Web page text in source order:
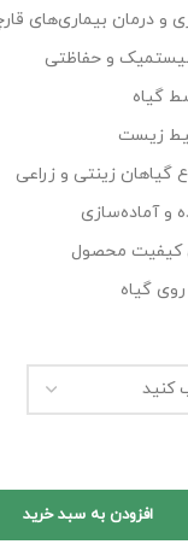
و درمان بیماری‌های
و حفاظتی
گیاه
زیست
گیاهان زینتی و زراعی
و آماده‌سازی
کیفیت محصول
روی گیاه
افزودن به سبد خرید